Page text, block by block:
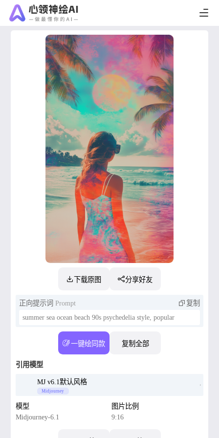
下载原图 分享好友
正向提示词 Prompt
复制
summer sea ocean beach 90s psychedelia style, popular
一键绘同款 复制全部
引用模型
MJ v6.1默认风格
Midjourney
模型
Midjourney-6.1
图片比例
9:16